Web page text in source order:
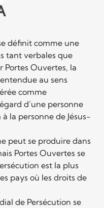
définit comme une
tant verbales que
Portes Ouvertes, la
au sens
comme
d’une personne
la personne de Jésus-
peut se produire dans
Portes Ouvertes se
est la plus
pays où les droits de
de Persécution se